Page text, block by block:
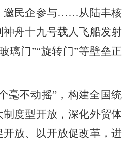
邀民企参与……从陆丰核
舟十九号载人飞船发射
璃门”“旋转门”等壁垒正
毫不动摇”，构建全国统
度型开放，深化外贸体
放、以开放促改革，进